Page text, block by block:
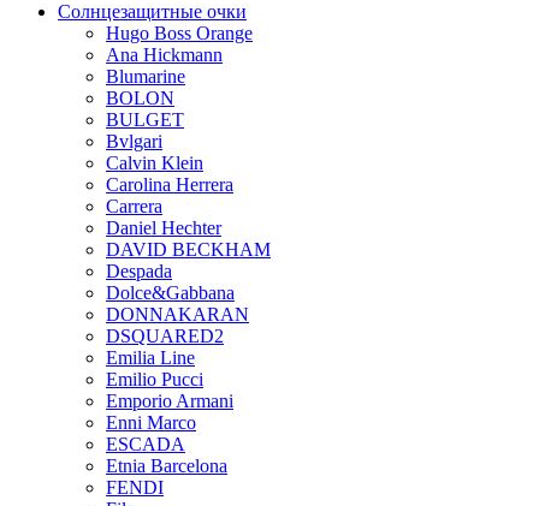
Солнцезащитные очки
Hugo Boss Orange
Ana Hickmann
Blumarine
BOLON
BULGET
Bvlgari
Calvin Klein
Carolina Herrera
Carrera
Daniel Hechter
DAVID BECKHAM
Despada
Dolce&Gabbana
DONNAKARAN
DSQUARED2
Emilia Line
Emilio Pucci
Emporio Armani
Enni Marco
ESCADA
Etnia Barcelona
FENDI